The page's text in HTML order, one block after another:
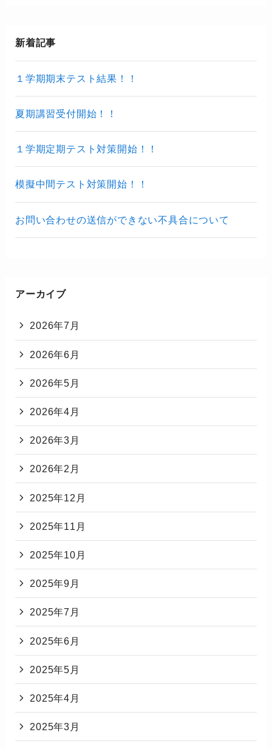
新着記事
１学期期末テスト結果！！
夏期講習受付開始！！
１学期定期テスト対策開始！！
模擬中間テスト対策開始！！
お問い合わせの送信ができない不具合について
アーカイブ
2026年7月
2026年6月
2026年5月
2026年4月
2026年3月
2026年2月
2025年12月
2025年11月
2025年10月
2025年9月
2025年7月
2025年6月
2025年5月
2025年4月
2025年3月